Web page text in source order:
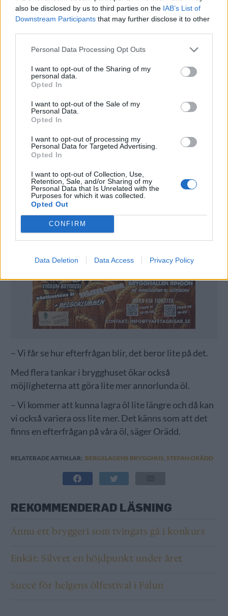
also be disclosed by us to third parties on the IAB’s List of
Downstream Participants that may further disclose it to other
Personal Data Processing Opt Outs
I want to opt-out of the Sharing of my
personal data.
Opted In
I want to opt-out of the Sale of my
Personal Data.
Opted In
I want to opt-out of processing my
Personal Data for Targeted Advertising.
Opted In
I want to opt-out of Collection, Use,
Retention, Sale, and/or Sharing of my
Personal Data that Is Unrelated with the
Purposes for which it was collected.
Opted Out
CONFIRM
Data Deletion Data Access Privacy Policy
och komma upp i 50000-60000 liter under nästa år.
Det vore inte så illa på 60 kvadratmeter, säger
Orädd.
De fyra tankarna är på plats i bryggeriet, men det
återstår fortfarande att koppla in kylslingorna. När
det är klart är det fritt fram att skruva upp
produktionen.
Så här långt har det bryggts öl vid sidan av ordinarie
jobb. Tanken är att fortsätta så, åtminstone en tid
– Vi får se hur efterfrågan blir, det beror lite på det.
Med flera tankar i brygghuset ökar också
möjligheterna att göra lite mer annorlunda öl.
– Vi kommer att kunna lagra öl lite längre och då kan
vi också variera oss lite mer. Det känns som att det
finns en efterfrågan på våra öl, säger Orädd.
RELATERADE ARTIKLAR: BERGSLAGENS BRYGGHUS, STEFAN ORÄDD
REKOMMENDERAD LÄSNING
Ännu ett bryggeri som tvingats gå i konkurs
Enkät: Silvret en höjdpunkt under året
Succé för helgens ölfestival i Falun